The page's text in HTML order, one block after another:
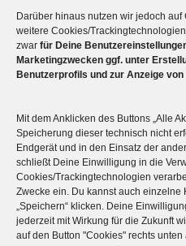
Darüber hinaus nutzen wir jedoch
weitere Cookies/
zwar für Deine
Marketingzwecken ggf. unter
Benutzerprofils und zur Anzeige
Mit dem Anklicken des Buttons „Alle
Speicherung dieser technisch nicht
Endgerät und in den Einsatz der
schließt Deine Einwilligung in die
Cookies/Trackingtechnologien
Zwecke ein. Du kannst auch
„Speichern“ klicken. Deine
jederzeit mit Wirkung für die Zukunft
auf den Button "Cookies" rechts
Mehr über die
Unsere Hallen im Überblick
© 2026